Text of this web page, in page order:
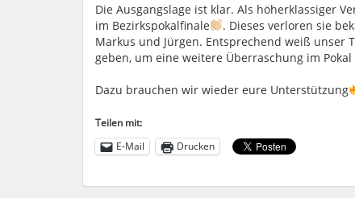
Die Ausgangslage ist klar. Als höherklassiger
im Bezirkspokalfinale
. Dieses verloren sie
Markus und Jürgen. Entsprechend weiß unser
geben, um eine weitere Überraschung im
Dazu brauchen wir wieder eure Unterstützung
Teilen mit:
E-Mail
Drucken